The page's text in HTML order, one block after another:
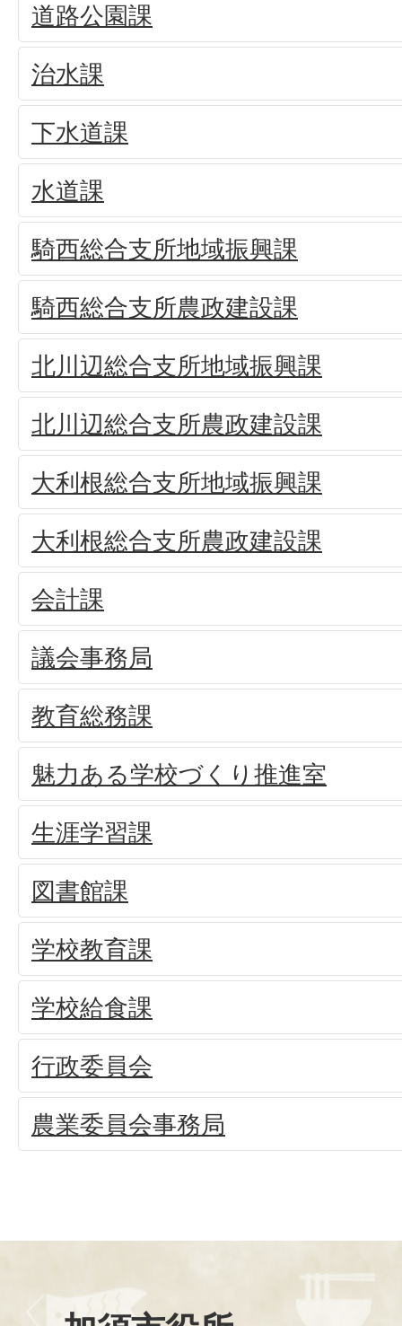
道路公園課
治水課
下水道課
水道課
騎西総合支所地域振興課
騎西総合支所農政建設課
北川辺総合支所地域振興課
北川辺総合支所農政建設課
大利根総合支所地域振興課
大利根総合支所農政建設課
会計課
議会事務局
教育総務課
魅力ある学校づくり推進室
生涯学習課
図書館課
学校教育課
学校給食課
行政委員会
農業委員会事務局